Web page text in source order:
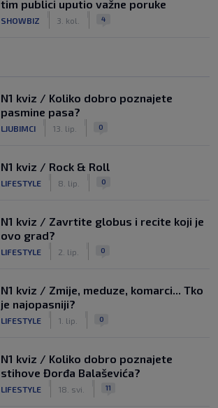
tim publici uputio važne poruke
SHOWBIZ 3. kol. 4
N1 kviz / Koliko dobro poznajete
pasmine pasa?
LJUBIMCI 13. lip. 0
N1 kviz / Rock & Roll
LIFESTYLE 8. lip. 0
N1 kviz / Zavrtite globus i recite koji je
ovo grad?
LIFESTYLE 2. lip. 0
N1 kviz / Zmije, meduze, komarci... Tko
je najopasniji?
LIFESTYLE 1. lip. 0
N1 kviz / Koliko dobro poznajete
stihove Đorđa Balaševića?
LIFESTYLE 18. svi. 11